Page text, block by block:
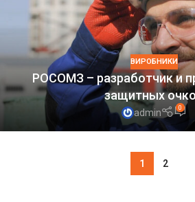
ВИРОБНИКИ
РОСОМЗ – разработчик и
защитных
admin 0
1 2